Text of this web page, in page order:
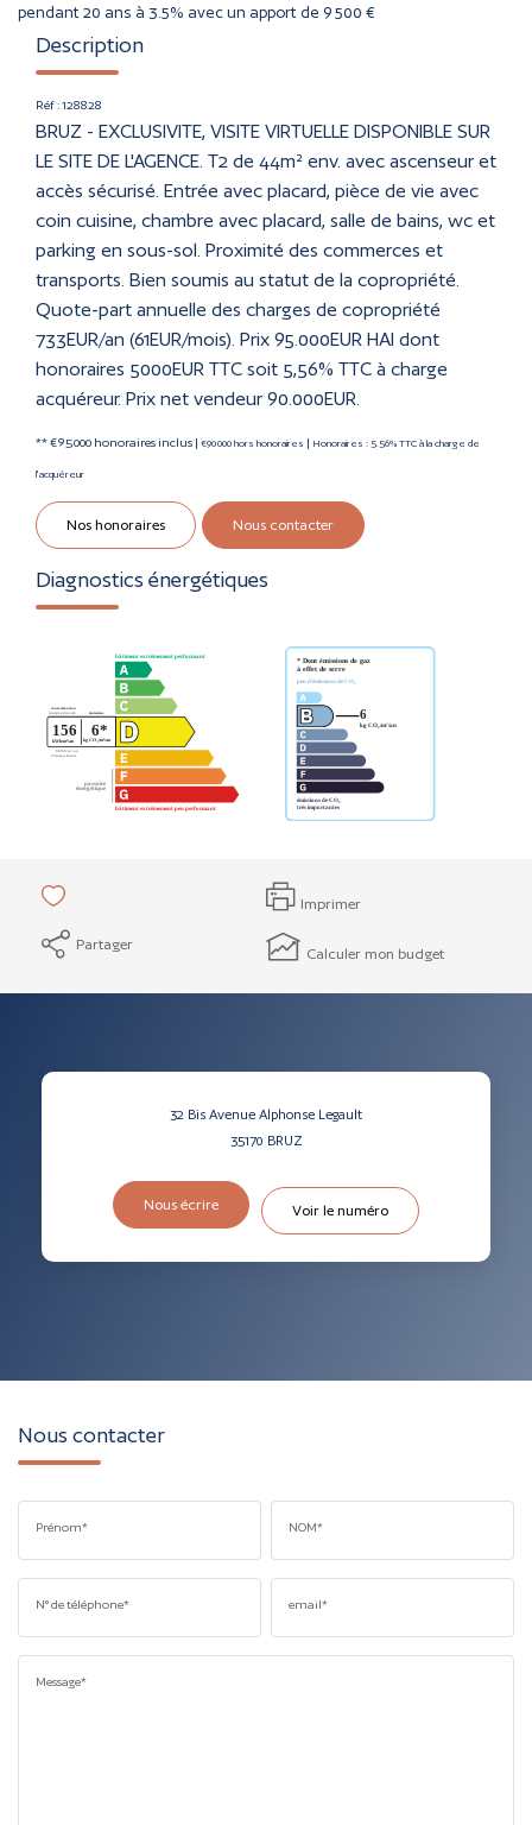
pendant 20 ans à 3.5% avec un apport de 9 500 €
Description
Réf : 128828
BRUZ - EXCLUSIVITE, VISITE VIRTUELLE DISPONIBLE SUR
LE SITE DE L'AGENCE. T2 de 44m² env. avec ascenseur et
accès sécurisé. Entrée avec placard, pièce de vie avec
coin cuisine, chambre avec placard, salle de bains, wc et
parking en sous-sol. Proximité des commerces et
transports. Bien soumis au statut de la copropriété.
Quote-part annuelle des charges de copropriété
733EUR/an (61EUR/mois). Prix 95.000EUR HAI dont
honoraires 5000EUR TTC soit 5,56% TTC à charge
acquéreur. Prix net vendeur 90.000EUR.
** €95 000 honoraires inclus | €90 000 hors honoraires | Honoraires : 5.56% TTC à la charge de
l'acquéreur
Nos honoraires Nous contacter
Diagnostics énergétiques
Imprimer
Partager
Calculer mon budget
32 Bis Avenue Alphonse Legault
35170 BRUZ
Nous écrire Voir le numéro
Nous contacter
Prénom* NOM*
N° de téléphone* email*
Message*